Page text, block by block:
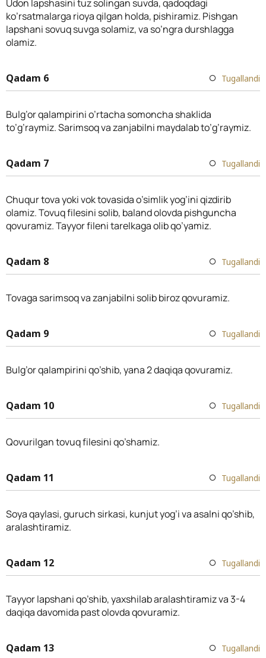
Udon lapshasini tuz solingan suvda, qadoqdagi
ko’rsatmalarga rioya qilgan holda, pishiramiz. Pishgan
lapshani sovuq suvga solamiz, va so’ngra durshlagga
olamiz.
Qadam 6 Tugallandi
Bulg’or qalampirini o’rtacha somoncha shaklida
to’g’raymiz. Sarimsoq va zanjabilni maydalab to’g’raymiz.
Qadam 7 Tugallandi
Chuqur tova yoki vok tovasida o’simlik yog’ini qizdirib
olamiz. Tovuq filesini solib, baland olovda pishguncha
qovuramiz. Tayyor fileni tarelkaga olib qo’yamiz.
Qadam 8 Tugallandi
Tovaga sarimsoq va zanjabilni solib biroz qovuramiz.
Qadam 9 Tugallandi
Bulg’or qalampirini qo’shib, yana 2 daqiqa qovuramiz.
Qadam 10 Tugallandi
Qovurilgan tovuq filesini qo’shamiz.
Qadam 11 Tugallandi
Soya qaylasi, guruch sirkasi, kunjut yog’i va asalni qo’shib,
aralashtiramiz.
Qadam 12 Tugallandi
Tayyor lapshani qo’shib, yaxshilab aralashtiramiz va 3-4
daqiqa davomida past olovda qovuramiz.
Qadam 13 Tugallandi